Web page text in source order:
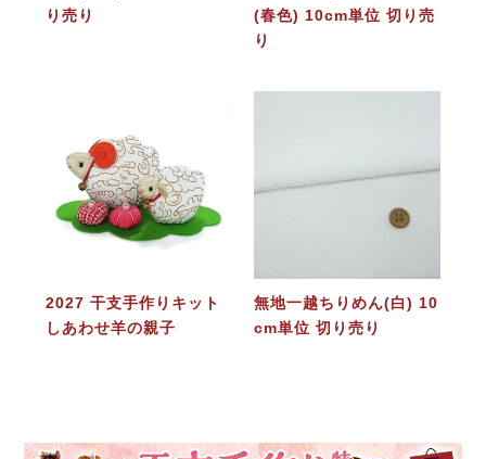
り売り
(春色) 10cm単位 切り売
り
2027 干支手作りキット
しあわせ羊の親子
無地一越ちりめん(白) 10
cm単位 切り売り